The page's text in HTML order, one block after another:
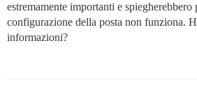
estremamente importanti e spiegherebbero
configurazione della posta non funziona.
informazioni?